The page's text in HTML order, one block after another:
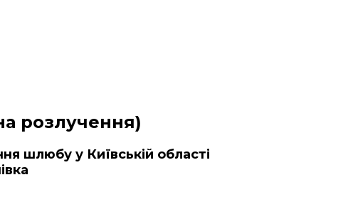
розлучення)
шлюбу у Київській області